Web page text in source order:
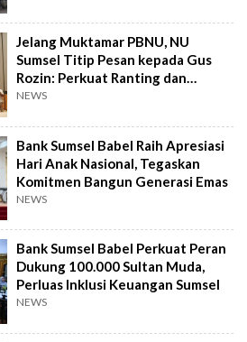
Jelang Muktamar PBNU, NU
Sumsel Titip Pesan kepada Gus
Rozin: Perkuat Ranting dan
Pesantren
NEWS
Bank Sumsel Babel Raih Apresiasi
Hari Anak Nasional, Tegaskan
Komitmen Bangun Generasi Emas
NEWS
Bank Sumsel Babel Perkuat Peran
Dukung 100.000 Sultan Muda,
Perluas Inklusi Keuangan Sumsel
NEWS